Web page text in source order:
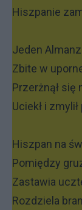
Hiszpanie
Jeden
Zbite w
Przerżnął się
Uciekł i
Hiszpan na
Pomiędzy
Zastawia
Rozdziela